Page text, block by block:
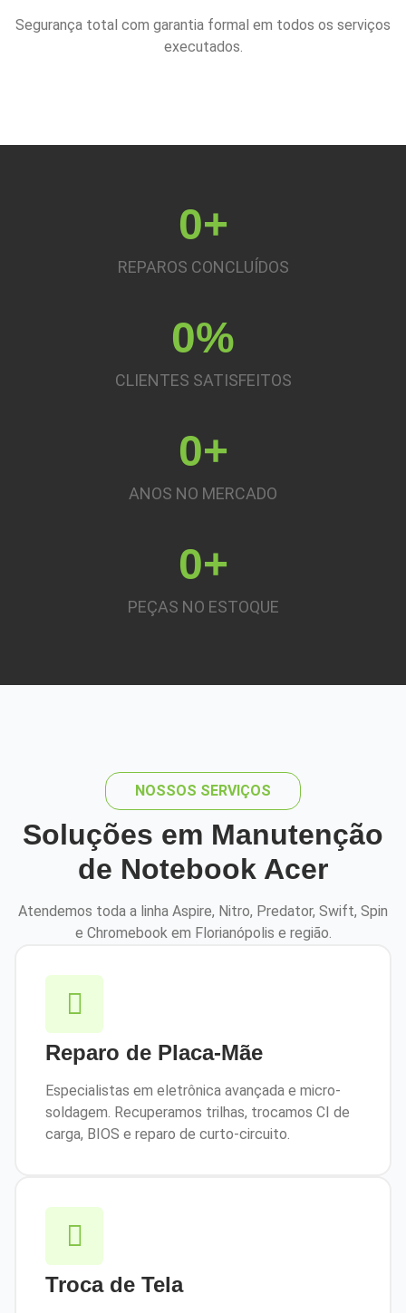
Segurança total com garantia formal em todos os serviços
executados.
REPAROS CONCLUÍDOS
0+
CLIENTES SATISFEITOS
0%
ANOS NO MERCADO
0+
PEÇAS NO ESTOQUE
0+
NOSSOS SERVIÇOS
Soluções em Manutenção
de Notebook Acer
Atendemos toda a linha Aspire, Nitro, Predator, Swift, Spin
e Chromebook em Florianópolis e região.
Reparo de Placa-Mãe
Especialistas em eletrônica avançada e micro-
soldagem. Recuperamos trilhas, trocamos CI de
carga, BIOS e reparo de curto-circuito.
Troca de Tela